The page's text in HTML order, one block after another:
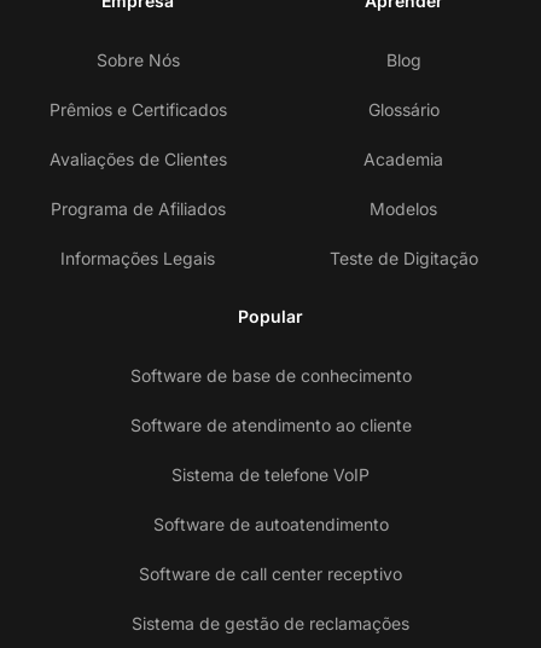
Sobre Nós
Prêmios e Certificados
Avaliações de Clientes
Programa de Afiliados
Informações Legais
Blog
Glossário
Academia
Modelos
Teste de Digitação
Popular
Software de base de conhecimento
Software de atendimento ao cliente
Sistema de telefone VoIP
Software de autoatendimento
Software de call center receptivo
Sistema de gestão de reclamações